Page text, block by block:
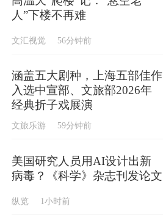
人”下楼不再难
文汇视觉 56分钟前
涵盖五大剧种，上海五部佳作
入选中宣部、文旅部2026年
经典折子戏展演
文旅乐游 59分钟前
美国研究人员用AI设计出新
病毒？《科学》杂志刊发论文
纵览 1小时前